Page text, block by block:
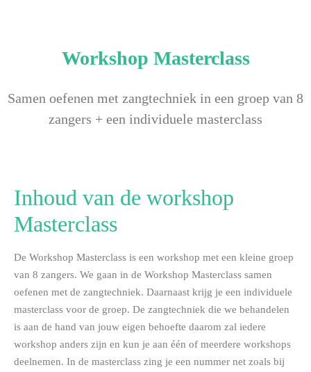
Workshop Masterclass
Samen oefenen met zangtechniek in een groep van 8
zangers + een individuele masterclass
Inhoud van de workshop
Masterclass
De Workshop Masterclass is een workshop met een kleine groep
van 8 zangers. We gaan in de Workshop Masterclass samen
oefenen met de zangtechniek. Daarnaast krijg je een individuele
masterclass voor de groep. De zangtechniek die we behandelen
is aan de hand van jouw eigen behoefte daarom zal iedere
workshop anders zijn en kun je aan één of meerdere workshops
deelnemen. In de masterclass zing je een nummer net zoals bij